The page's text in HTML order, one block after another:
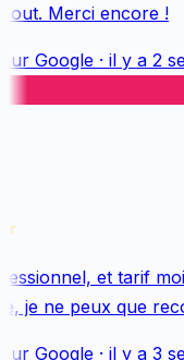
Merci encore !
Google· il y a 2
et tarif
je ne peux que
Google· il y a 3